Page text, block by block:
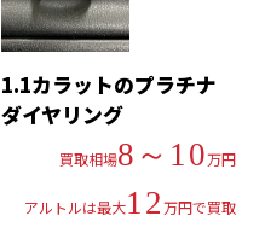
1.1カラットのプラチナ
ダイヤリング
買取相場8～10万円
アルトルは最大12万円で買取